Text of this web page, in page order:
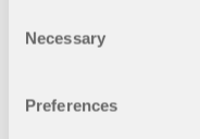
Selection
Necessary
Preferences
automatizace
Addon Vícevrstvé